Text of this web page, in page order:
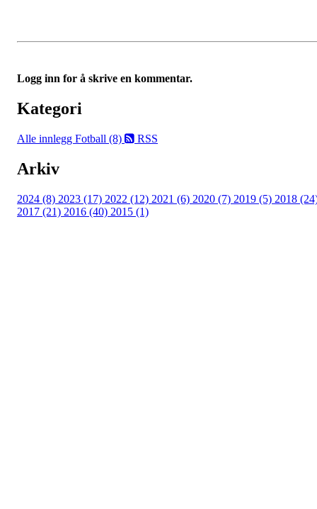
Logg inn for å skrive en kommentar.
Kategori
Alle innlegg Fotball (8) RSS
Arkiv
2024 (8) 2023 (17) 2022 (12) 2021 (6) 2020 (7) 2019 (5) 2018
2017 (21) 2016 (40) 2015 (1)